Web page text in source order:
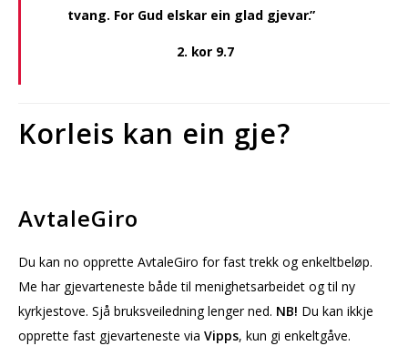
tvang. For Gud elskar ein glad gjevar.”
2. kor 9.7
Korleis kan ein gje?
AvtaleGiro
Du kan no opprette AvtaleGiro for fast trekk og enkeltbeløp.
Me har gjevarteneste både til menighetsarbeidet og til ny
kyrkjestove. Sjå bruksveiledning lenger ned. NB! Du kan ikkje
opprette fast gjevarteneste via Vipps, kun gi enkeltgåve.